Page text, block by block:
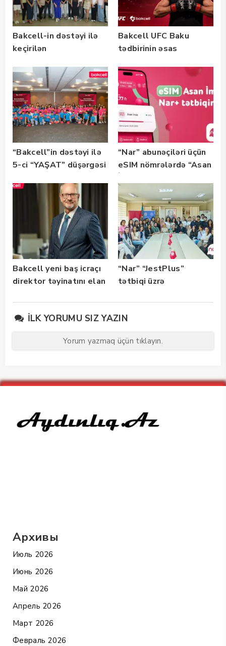
Bakcell-in dəstəyi ilə
keçirilən
Bootcamp” başladı
Bakcell UFC Baku
tədbirinin əsas
“Bakcell”in dəstəyi ilə
5-ci “YAŞAT” düşərgəsi
“Nar” abunəçiləri üçün
eSIM nömrələrdə “Asan
istifadəyə verildi
Bakcell yeni baş icraçı
direktor təyinatını elan
“Nar” “JestPlus”
tətbiqi üzrə
İLK YORUMU SIZ YAZIN
Yorum yazmaq üçün tıklayın.
Архивы
Июль 2026
Июнь 2026
Май 2026
Апрель 2026
Март 2026
Февраль 2026